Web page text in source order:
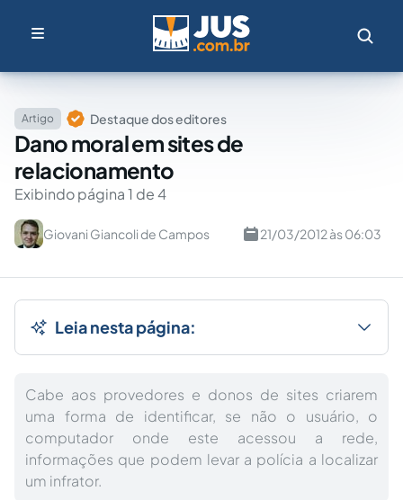
Artigo Destaque dos editores
Dano moral em sites de
relacionamento
Exibindo página 1 de 4
Giovani Giancoli de Campos 21/03/2012 às 06:03
Leia nesta página:
Cabe aos provedores e donos de sites criarem
uma forma de identificar, se não o usuário, o
computador onde este acessou a rede,
informações que podem levar a polícia a localizar
um infrator.